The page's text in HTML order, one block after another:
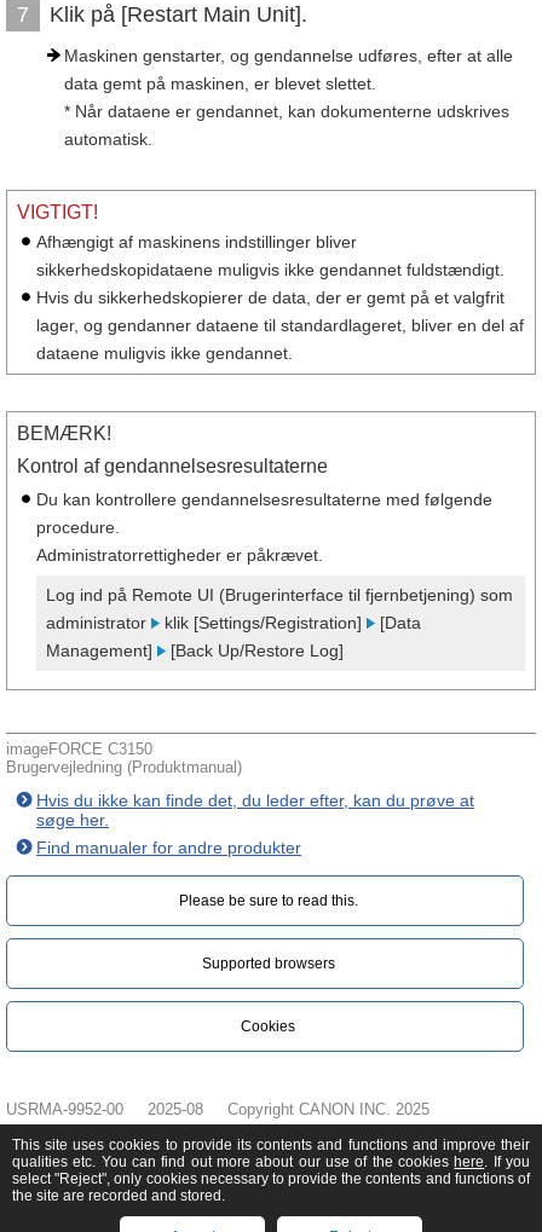
7 Klik på [Restart Main Unit].
Maskinen genstarter, og gendannelse udføres, efter at alle
data gemt på maskinen, er blevet slettet.
* Når dataene er gendannet, kan dokumenterne udskrives
automatisk.
VIGTIGT!
Afhængigt af maskinens indstillinger bliver
sikkerhedskopidataene muligvis ikke gendannet fuldstændigt.
Hvis du sikkerhedskopierer de data, der er gemt på et valgfrit
lager, og gendanner dataene til standardlageret, bliver en del af
dataene muligvis ikke gendannet.
BEMÆRK!
Kontrol af gendannelsesresultaterne
Du kan kontrollere gendannelsesresultaterne med følgende
procedure.
Administratorrettigheder er påkrævet.
Log ind på Remote UI (Brugerinterface til fjernbetjening) som
administrator
klik [Settings/Registration]
[Data
Management]
[Back Up/Restore Log]
imageFORCE C3150
Brugervejledning (Produktmanual)
Hvis du ikke kan finde det, du leder efter, kan du prøve at
søge her.
Find manualer for andre produkter
Please be sure to read this.‎
Supported browsers
Cookies
USRMA-9952-00 2025-08 Copyright CANON INC. 2025
This site uses cookies to provide its contents and functions and improve their
qualities etc. You can find out more about our use of the cookies here. If you
select "Reject", only cookies necessary to provide the contents and functions of
the site are recorded and stored.